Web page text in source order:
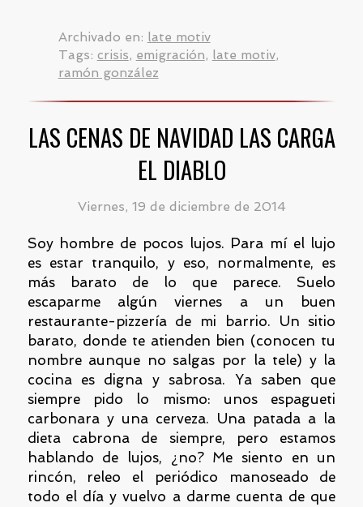
Archivado en: late motiv
Tags: crisis, emigración, late motiv,
ramón gonzález
LAS CENAS DE NAVIDAD LAS CARGA
EL DIABLO
Viernes, 19 de diciembre de 2014
Soy hombre de pocos lujos. Para mí el lujo
es estar tranquilo, y eso, normalmente, es
más barato de lo que parece. Suelo
escaparme algún viernes a un buen
restaurante-pizzería de mi barrio. Un sitio
barato, donde te atienden bien (conocen tu
nombre aunque no salgas por la tele) y la
cocina es digna y sabrosa. Ya saben que
siempre pido lo mismo: unos espagueti
carbonara y una cerveza. Una patada a la
dieta cabrona de siempre, pero estamos
hablando de lujos, ¿no? Me siento en un
rincón, releo el periódico manoseado de
todo el día y vuelvo a darme cuenta de que